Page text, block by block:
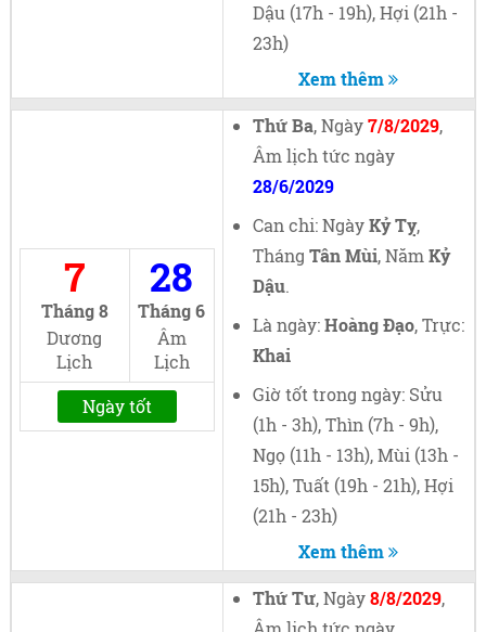
Dậu (17h - 19h), Hợi (21h -
23h)
Xem thêm
7
Tháng 8
Dương
Lịch
28
Tháng 6
Âm
Lịch
Ngày tốt
Thứ Ba, Ngày7/8/2029,
Âm lịch tức ngày
28/6/2029
Can chi: NgàyKỷ Tỵ,
Tháng Tân Mùi, Năm Kỷ
Dậu.
Là ngày:Hoàng Đạo, Trực:
Khai
Giờ tốt trong ngày: Sửu
(1h - 3h), Thìn (7h - 9h),
Ngọ (11h - 13h), Mùi (13h -
15h), Tuất (19h - 21h), Hợi
(21h - 23h)
Xem thêm
Thứ Tư, Ngày8/8/2029,